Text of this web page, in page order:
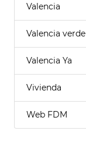
Valencia
Valencia verde
Valencia Ya
Vivienda
Web FDM